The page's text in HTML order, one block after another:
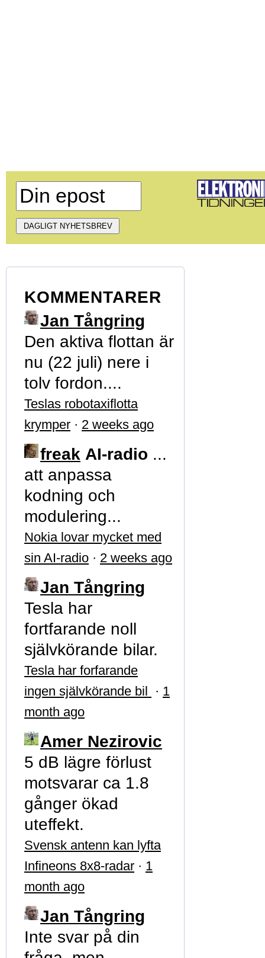
KOMMENTARER
Jan Tångring
Den aktiva flottan är
nu (22 juli) nere i
tolv fordon....
Teslas robotaxiflotta
krymper · 2 weeks ago
freak AI-radio ...
att anpassa
kodning och
modulering...
Nokia lovar mycket med
sin AI-radio · 2 weeks ago
Jan Tångring
Tesla har
fortfarande noll
självkörande bilar.
Tesla har forfarande
ingen självkörande bil · 1
month ago
Amer Nezirovic
5 dB lägre förlust
motsvarar ca 1.8
gånger ökad
uteffekt.
Svensk antenn kan lyfta
Infineons 8x8-radar · 1
month ago
Jan Tångring
Inte svar på din